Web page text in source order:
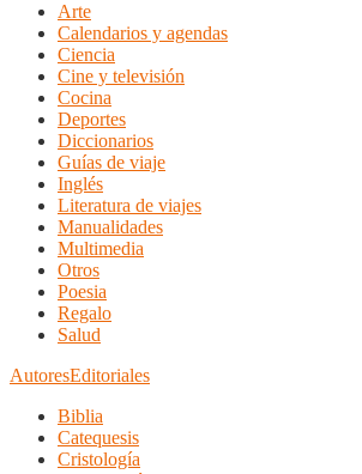
Arte
Calendarios y agendas
Ciencia
Cine y televisión
Cocina
Deportes
Diccionarios
Guías de viaje
Inglés
Literatura de viajes
Manualidades
Multimedia
Otros
Poesia
Regalo
Salud
AutoresEditoriales
Biblia
Catequesis
Cristología